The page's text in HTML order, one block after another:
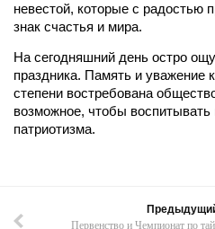
невестой, которые с радостью
знак счастья и мира.
На сегодняшний день остро
праздника. Память и уважение
степени востребована
возможное, чтобы
патриотизма.
Первенство и Чемпионат по